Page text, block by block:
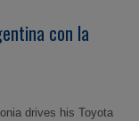
con la
drives his Toyota